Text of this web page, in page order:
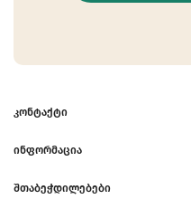
ᲙᲝᲜᲢᲐᲥᲢᲘ
ᲘᲜᲤᲝᲠᲛᲐᲪᲘᲐ
ᲨᲗᲐᲑᲔᲭᲓᲘᲚᲔᲑᲔᲑᲘ